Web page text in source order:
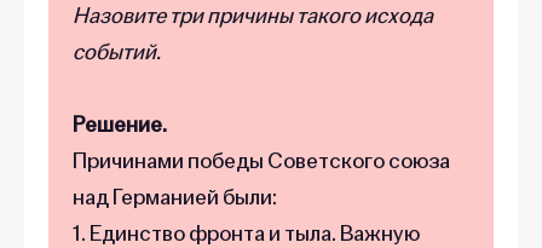
Назовите три причины такого исхода
событий.
Решение.
Причинами победы Советского союза
над Германией были:
1. Единство фронта и тыла. Важную